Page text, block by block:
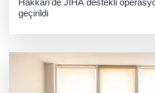
Hakkari'de JİHA destekli
geçirildi